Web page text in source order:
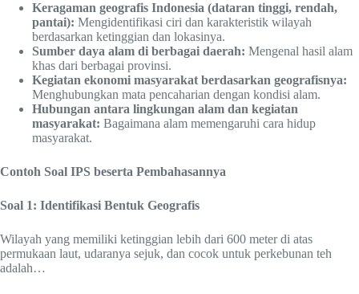
Keragaman geografis Indonesia (dataran tinggi, rendah,
pantai): Mengidentifikasi ciri dan karakteristik wilayah
berdasarkan ketinggian dan lokasinya.
Sumber daya alam di berbagai daerah: Mengenal hasil alam
khas dari berbagai provinsi.
Kegiatan ekonomi masyarakat berdasarkan geografisnya:
Menghubungkan mata pencaharian dengan kondisi alam.
Hubungan antara lingkungan alam dan kegiatan
masyarakat: Bagaimana alam memengaruhi cara hidup
masyarakat.
Contoh Soal IPS beserta Pembahasannya
Soal 1: Identifikasi Bentuk Geografis
Wilayah yang memiliki ketinggian lebih dari 600 meter di atas
permukaan laut, udaranya sejuk, dan cocok untuk perkebunan teh
adalah…